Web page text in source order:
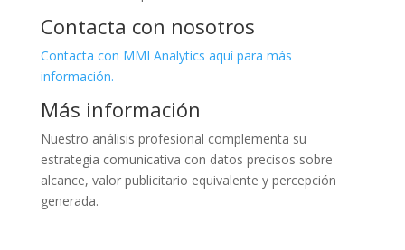
Contacta con nosotros
Contacta con MMI Analytics aquí para más
información.
Más información
Nuestro análisis profesional complementa su
estrategia comunicativa con datos precisos sobre
alcance, valor publicitario equivalente y percepción
generada.